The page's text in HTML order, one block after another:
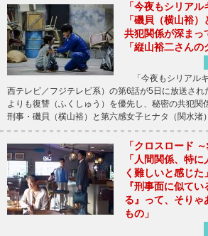
「今夜もシリア
「磯貝（横山裕
共犯関係が深まっ
「縦山裕二さんの
「今夜もシリアル
西テレビ／フジテレビ系）の第6話が5日に放送さ
よりも復讐（ふくしゅう）を優先し、秘密の共犯関
刑事・磯貝（横山裕）と第六感女子ヒナタ（関水渚
「クロスロード
「人間関係、特
く難しいと感じ
『刑事面に似て
る』って、そりゃ
もの」